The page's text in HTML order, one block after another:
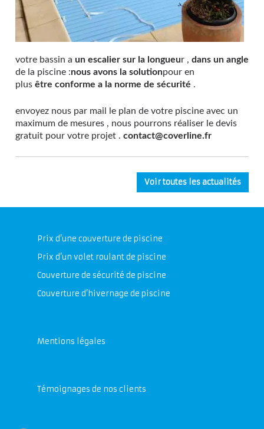
votre bassin a un escalier sur la longueur , dans un angle
de la piscine :nous avons la solutionpour en
plus être conforme a la norme de sécurité .
envoyez nous par mail le plan de votre piscine avec un
maximum de mesures , nous pourrons réaliser le devis
gratuit pour votre projet . contact@coverline.fr
Voir toutes les actualités
Prix d’une couverture de piscine
Prix d’un volet roulant de piscine
Couverture de sécurité de piscine
Couverture d’hivernage de piscine
Mentions légales
Témoignages de nos clients